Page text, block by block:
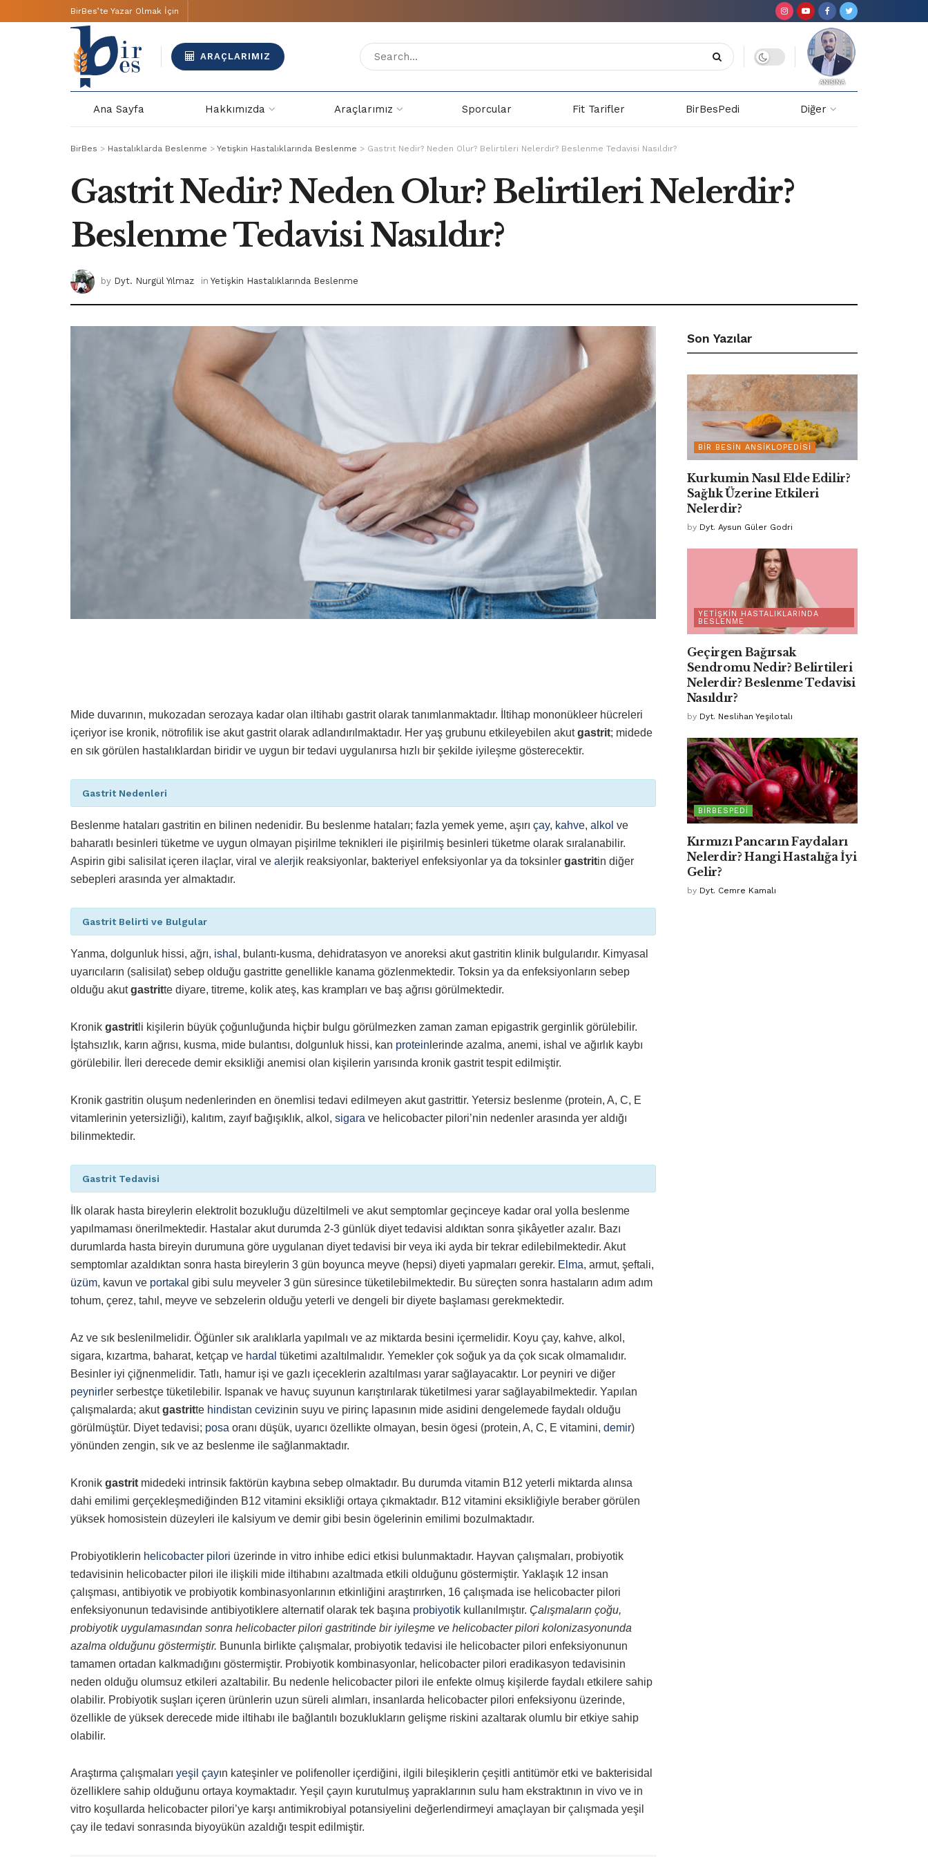
BirBes’te Yazar Olmak İçin
ARAÇLARIMIZ
Ana Sayfa Hakkımızda Araçlarımız Sporcular Fit Tarifler BirBesPedi Diğer
BirBes > Hastalıklarda Beslenme > Yetişkin Hastalıklarında Beslenme > Gastrit Nedir? Neden Olur? Belirtileri Nelerdir? Beslenme Tedavisi Nasıldır?
Gastrit Nedir? Neden Olur? Belirtileri Nelerdir?
Beslenme Tedavisi Nasıldır?
by Dyt. Nurgül Yılmaz in Yetişkin Hastalıklarında Beslenme
Mide duvarının, mukozadan serozaya kadar olan iltihabı gastrit olarak tanımlanmaktadır. İltihap mononükleer hücreleri
içeriyor ise kronik, nötrofilik ise akut gastrit olarak adlandırılmaktadır. Her yaş grubunu etkileyebilen akutgastrit; midede
en sık görülen hastalıklardan biridir ve uygun bir tedavi uygulanırsa hızlı bir şekilde iyileşme gösterecektir.
Gastrit Nedenleri
Beslenme hataları gastritin en bilinen nedenidir. Bu beslenme hataları; fazla yemek yeme, aşırı çay, kahve, alkol ve
baharatlı besinleri tüketme ve uygun olmayan pişirilme teknikleri ile pişirilmiş besinleri tüketme olarak sıralanabilir.
Aspirin gibi salisilat içeren ilaçlar, viral ve alerjik reaksiyonlar, bakteriyel enfeksiyonlar ya da toksinler gastritin diğer
sebepleri arasında yer almaktadır.
Gastrit Belirti ve Bulgular
Yanma, dolgunluk hissi, ağrı, ishal , bulantı-kusma, dehidratasyon ve anoreksi akut gastritin klinik bulgularıdır. Kimyasal
uyarıcıların (salisilat) sebep olduğu gastritte genellikle kanama gözlenmektedir. Toksin ya da enfeksiyonların sebep
olduğu akutgastritte diyare, titreme, kolik ateş, kas krampları ve baş ağrısı görülmektedir.
Kronik gastrit li kişilerin büyük çoğunluğunda hiçbir bulgu görülmezken zaman zaman epigastrik gerginlik görülebilir.
İştahsızlık, karın ağrısı, kusma, mide bulantısı, dolgunluk hissi, kan protein lerinde azalma, anemi, ishal ve ağırlık kaybı
görülebilir. İleri derecede demir eksikliği anemisi olan kişilerin yarısında kronik gastrit tespit edilmiştir.
Kronik gastritin oluşum nedenlerinden en önemlisi tedavi edilmeyen akut gastrittir. Yetersiz beslenme (protein, A, C, E
vitamlerinin yetersizliği), kalıtım, zayıf bağışıklık, alkol, sigara ve helicobacter pilori’nin nedenler arasında yer aldığı
bilinmektedir.
Gastrit Tedavisi
İlk olarak hasta bireylerin elektrolit bozukluğu düzeltilmeli ve akut semptomlar geçinceye kadar oral yolla beslenme
yapılmaması önerilmektedir. Hastalar akut durumda 2-3 günlük diyet tedavisi aldıktan sonra şikâyetler azalır. Bazı
durumlarda hasta bireyin durumuna göre uygulanan diyet tedavisi bir veya iki ayda bir tekrar edilebilmektedir. Akut
semptomlar azaldıktan sonra hasta bireylerin 3 gün boyunca meyve (hepsi) diyeti yapmaları gerekir. Elma, armut, şeftali,
üzüm, kavun ve portakal gibi sulu meyveler 3 gün süresince tüketilebilmektedir. Bu süreçten sonra hastaların adım adım
tohum, çerez, tahıl, meyve ve sebzelerin olduğu yeterli ve dengeli bir diyete başlaması gerekmektedir.
Az ve sık beslenilmelidir. Öğünler sık aralıklarla yapılmalı ve az miktarda besini içermelidir. Koyu çay, kahve, alkol,
sigara, kızartma, baharat, ketçap ve hardal tüketimi azaltılmalıdır. Yemekler çok soğuk ya da çok sıcak olmamalıdır.
Besinler iyi çiğnenmelidir. Tatlı, hamur işi ve gazlı içeceklerin azaltılması yarar sağlayacaktır. Lor peyniri ve diğer
peynir ler serbestçe tüketilebilir. Ispanak ve havuç suyunun karıştırılarak tüketilmesi yarar sağlayabilmektedir. Yapılan
çalışmalarda; akutgastritte hindistan cevizinin suyu ve pirinç lapasının mide asidini dengelemede faydalı olduğu
görülmüştür. Diyet tedavisi; posa oranı düşük, uyarıcı özellikte olmayan, besin ögesi (protein, A, C, E vitamini, demir)
yönünden zengin, sık ve az beslenme ile sağlanmaktadır.
Kronik gastrit midedeki intrinsik faktörün kaybına sebep olmaktadır. Bu durumda vitamin B12 yeterli miktarda alınsa
dahi emilimi gerçekleşmediğinden B12 vitamini eksikliği ortaya çıkmaktadır. B12 vitamini eksikliğiyle beraber görülen
yüksek homosistein düzeyleri ile kalsiyum ve demir gibi besin ögelerinin emilimi bozulmaktadır.
Probiyotiklerin helicobacter pilori üzerinde in vitro inhibe edici etkisi bulunmaktadır. Hayvan çalışmaları, probiyotik
tedavisinin helicobacter pilori ile ilişkili mide iltihabını azaltmada etkili olduğunu göstermiştir. Yaklaşık 12 insan
çalışması, antibiyotik ve probiyotik kombinasyonlarının etkinliğini araştırırken, 16 çalışmada ise helicobacter pilori
enfeksiyonunun tedavisinde antibiyotiklere alternatif olarak tek başına probiyotik kullanılmıştır. Çalışmaların çoğu,
probiyotik uygulamasından sonra helicobacter pilori gastritinde bir iyileşme ve helicobacter pilori kolonizasyonunda
azalma olduğunu göstermiştir. Bununla birlikte çalışmalar, probiyotik tedavisi ile helicobacter pilori enfeksiyonunun
tamamen ortadan kalkmadığını göstermiştir. Probiyotik kombinasyonlar, helicobacter pilori eradikasyon tedavisinin
neden olduğu olumsuz etkileri azaltabilir. Bu nedenle helicobacter pilori ile enfekte olmuş kişilerde faydalı etkilere sahip
olabilir. Probiyotik suşları içeren ürünlerin uzun süreli alımları, insanlarda helicobacter pilori enfeksiyonu üzerinde,
özellikle de yüksek derecede mide iltihabı ile bağlantılı bozuklukların gelişme riskini azaltarak olumlu bir etkiye sahip
olabilir.
Araştırma çalışmaları yeşil çayın kateşinler ve polifenoller içerdiğini, ilgili bileşiklerin çeşitli antitümör etki ve bakterisidal
özelliklere sahip olduğunu ortaya koymaktadır. Yeşil çayın kurutulmuş yapraklarının sulu ham ekstraktının in vivo ve in
vitro koşullarda helicobacter pilori’ye karşı antimikrobiyal potansiyelini değerlendirmeyi amaçlayan bir çalışmada yeşil
çay ile tedavi sonrasında biyoyükün azaldığı tespit edilmiştir.
Son Yazılar
BIR BESIN ANSIKLOPEDISI
Kurkumin Nasıl Elde Edilir?
Sağlık Üzerine Etkileri
Nelerdir?
by Dyt. Aysun Güler Godri
YETIŞKIN HASTALIKLARINDA
BESLENME
Geçirgen Bağırsak
Sendromu Nedir? Belirtileri
Nelerdir? Beslenme Tedavisi
Nasıldır?
by Dyt. Neslihan Yeşilotalı
BIRBESPEDI
Kırmızı Pancarın Faydaları
Nelerdir? Hangi Hastalığa İyi
Gelir?
by Dyt. Cemre Kamalı